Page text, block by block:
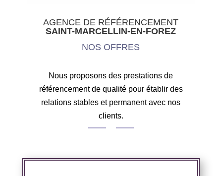
AGENCE DE RÉFÉRENCEMENT
SAINT-MARCELLIN-EN-FOREZ
NOS OFFRES
Nous proposons des prestations de
référencement de qualité pour établir des
relations stables et permanent avec nos
clients.